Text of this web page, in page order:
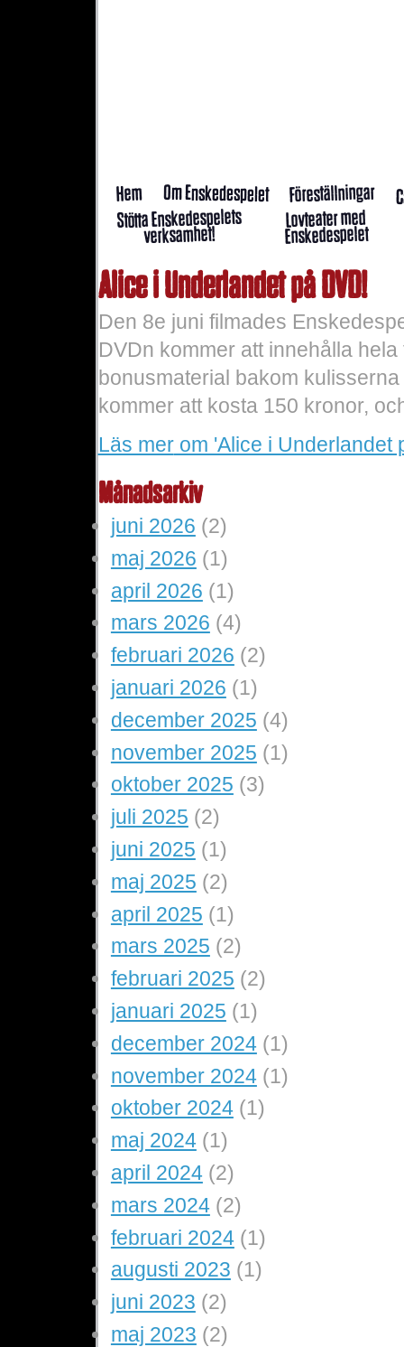
Hem Om Enskedespelet Föreställningar
Stötta Enskedespelets
verksamhet!
Lovteater med
Enskedespelet
Alice i Underlandet på DVD!
Den 8e juni filmades
DVDn kommer att innehålla
bonusmaterial bakom
kommer att kosta 150 kronor,
Läs merom 'Alice i Underlandet
Månadsarkiv
juni 2026 (2)
maj 2026 (1)
april 2026 (1)
mars 2026 (4)
februari 2026 (2)
januari 2026 (1)
december 2025 (4)
november 2025 (1)
oktober 2025 (3)
juli 2025 (2)
juni 2025 (1)
maj 2025 (2)
april 2025 (1)
mars 2025 (2)
februari 2025 (2)
januari 2025 (1)
december 2024(1)
november 2024(1)
oktober 2024(1)
maj 2024(1)
april 2024(2)
mars 2024(2)
februari 2024(1)
augusti 2023 (1)
juni 2023 (2)
maj 2023 (2)